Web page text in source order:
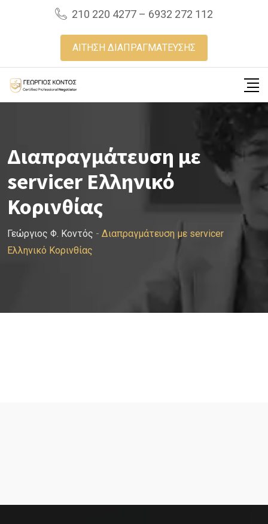
210 220 4277 – 6932 272 112
ΑΙΤΗΣΗ ΔΙΑΠΡΑΓΜΑΤΕΥΣΗΣ
Διαπραγμάτευση με
servicer Ελληνικό
Κορινθίας
Γεώργιος Φ. Κοντός - Διαπραγμάτευση με servicer
Ελληνικό Κορινθίας